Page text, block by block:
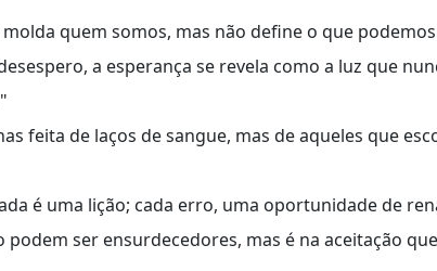
quem somos, mas não define o que
a esperança se revela como a luz que
feita de laços de sangue, mas de aqueles que
é uma lição; cada erro, uma oportunidade de
podem ser ensurdecedores, mas é na aceitação